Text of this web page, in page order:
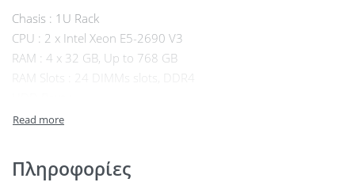
Chasis : 1U Rack
CPU : 2 x Intel Xeon E5-2690 V3
RAM : 4 x 32 GB, Up to 768 GB
RAM Slots : 24 DIMMs slots, DDR4
Internal Storage (max) : 8 SFF HDD Bays
PCI Slots : 2 PCIe Standard
Πληροφορίες